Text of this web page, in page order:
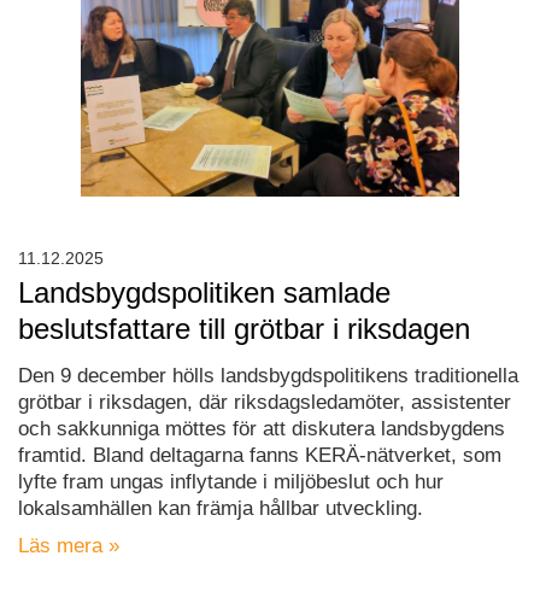
Landsbygdspolitiken samlade
beslutsfattare till grötbar i riksdagen
Den 9 december hölls landsbygdspolitikens traditionella
grötbar i riksdagen, där riksdagsledamöter, assistenter
och sakkunniga möttes för att diskutera landsbygdens
framtid. Bland deltagarna fanns KERÄ-nätverket, som
lyfte fram ungas inflytande i miljöbeslut och hur
lokalsamhällen kan främja hållbar utveckling.
Läs mera »
11.12.2025